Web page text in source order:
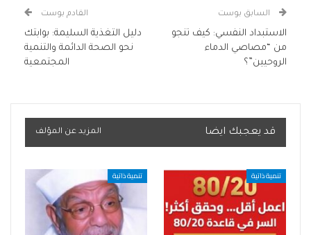
السابق بوست
الاستبداد النفسي: كيف تنجو
من “مصاصي الدماء
الروحيين”؟
القادم بوست
دليل التغذية السليمة: بوابتك
نحو الصحة الدائمة والتنمية
المجتمعية
قد يعجبك ايضا المزيد عن المؤلف
تنمية ذاتية تنمية ذاتية